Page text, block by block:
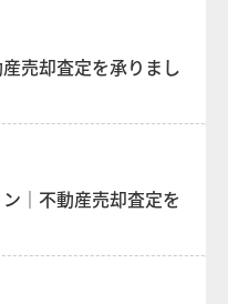
売却査定を承りまし
｜不動産売却査定を